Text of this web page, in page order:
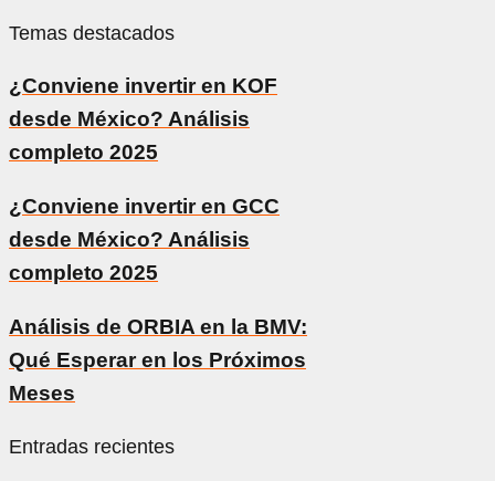
Temas destacados
¿Conviene invertir en KOF
desde México? Análisis
completo 2025
¿Conviene invertir en GCC
desde México? Análisis
completo 2025
Análisis de ORBIA en la BMV:
Qué Esperar en los Próximos
Meses
Entradas recientes